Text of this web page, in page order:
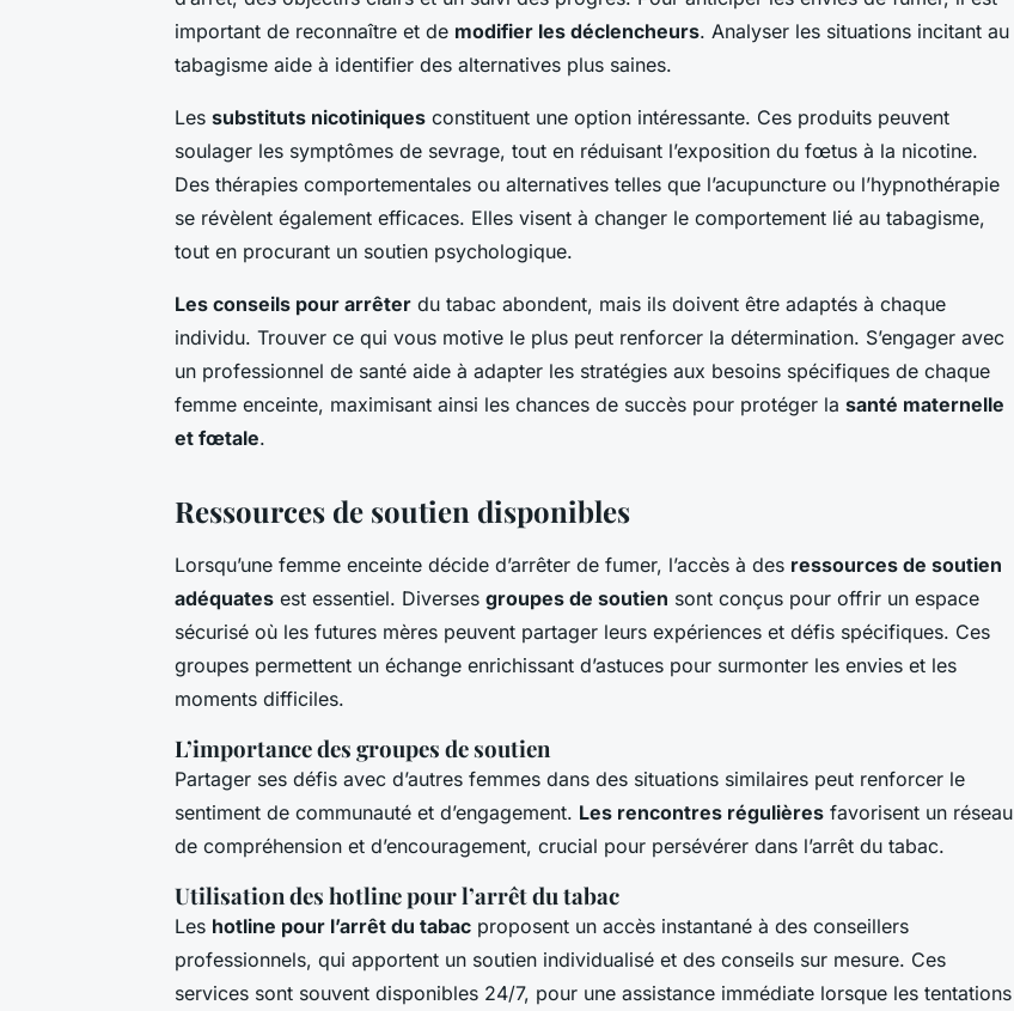
important de reconnaître et de modifier les déclencheurs. Analyser les situations incitant au
tabagisme aide à identifier des alternatives plus saines.
Les substituts nicotiniques constituent une option intéressante. Ces produits peuvent
soulager les symptômes de sevrage, tout en réduisant l’exposition du fœtus à la nicotine.
Des thérapies comportementales ou alternatives telles que l’acupuncture ou l’hypnothérapie
se révèlent également efficaces. Elles visent à changer le comportement lié au tabagisme,
tout en procurant un soutien psychologique.
Les conseils pour arrêter du tabac abondent, mais ils doivent être adaptés à chaque
individu. Trouver ce qui vous motive le plus peut renforcer la détermination. S’engager avec
un professionnel de santé aide à adapter les stratégies aux besoins spécifiques de chaque
femme enceinte, maximisant ainsi les chances de succès pour protéger la santé maternelle
et fœtale.
Ressources de soutien disponibles
Lorsqu’une femme enceinte décide d’arrêter de fumer, l’accès à des ressources de soutien
adéquates est essentiel. Diverses groupes de soutien sont conçus pour offrir un espace
sécurisé où les futures mères peuvent partager leurs expériences et défis spécifiques. Ces
groupes permettent un échange enrichissant d’astuces pour surmonter les envies et les
moments difficiles.
L’importance des groupes de soutien
Partager ses défis avec d’autres femmes dans des situations similaires peut renforcer le
sentiment de communauté et d’engagement. Les rencontres régulières favorisent un réseau
de compréhension et d’encouragement, crucial pour persévérer dans l’arrêt du tabac.
Utilisation des hotline pour l’arrêt du tabac
Les hotline pour l’arrêt du tabac proposent un accès instantané à des conseillers
professionnels, qui apportent un soutien individualisé et des conseils sur mesure. Ces
services sont souvent disponibles 24/7, pour une assistance immédiate lorsque les tentations